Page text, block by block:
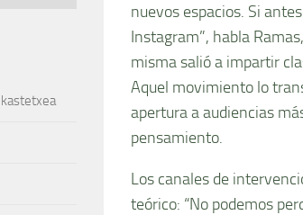
nuevos espacios. Si
Instagram”, habla
misma salió a impartir
Aquel movimiento lo
apertura a audiencias
pensamiento.
Los canales de
teórico: “No podemos